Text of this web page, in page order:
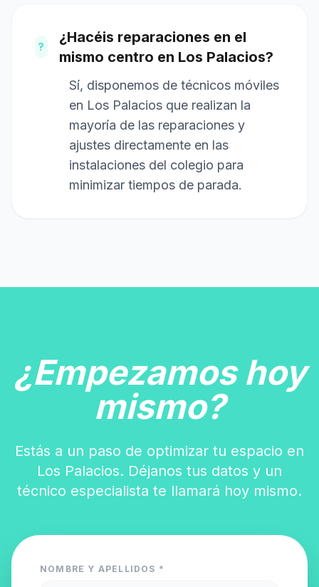
?
¿Hacéis reparaciones en el
mismo centro en Los Palacios?
Sí, disponemos de técnicos móviles
en Los Palacios que realizan la
mayoría de las reparaciones y
ajustes directamente en las
instalaciones del colegio para
minimizar tiempos de parada.
¿Empezamos hoy
mismo?
Estás a un paso de optimizar tu espacio en
Los Palacios. Déjanos tus datos y un
técnico especialista te llamará hoy mismo.
NOMBRE Y APELLIDOS *